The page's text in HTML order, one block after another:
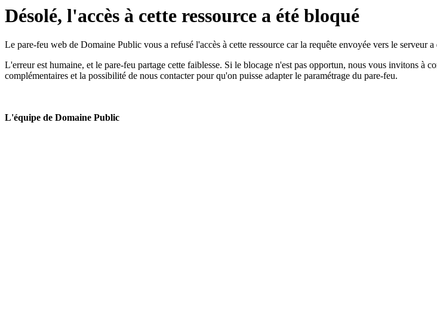
Désolé, l'accès à cette ressource a été bloqué
Le pare-feu web de Domaine Public vous a refusé l'accès à cette ressource car la requête envoyée vers le serveur a
L'erreur est humaine, et le pare-feu partage cette faiblesse. Si le blocage n'est pas opportun, nous vous invitons à
complémentaires et la possibilité de nous contacter pour qu'on puisse adapter le paramétrage du pare-feu.
L'équipe de Domaine Public